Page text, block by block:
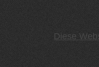
Diese